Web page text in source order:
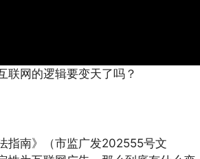
联网的逻辑要变天了吗？
指南》（市监广发202555号文